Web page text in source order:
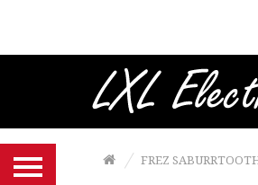
Gesztelki do brzeszczotów
Wyrzynarki i papier ścierny
Frezy, tarcze SABURRTOOTH
Narzędzia MANPA
FREZ